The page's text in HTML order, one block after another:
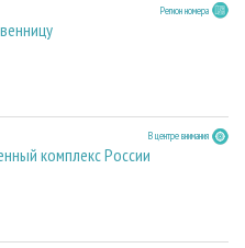
Регион номера
В центре внимания
комплекс России